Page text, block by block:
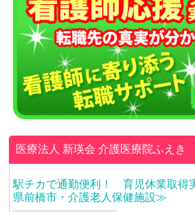
医療法人 新瑛会介護医療院ふえき
駅チカで通勤便利！ 育児休業取
県前橋市・介護老人保健施設≫